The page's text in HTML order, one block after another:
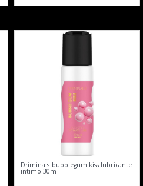
Driminals bubblegum kiss lubricante
intimo 30ml